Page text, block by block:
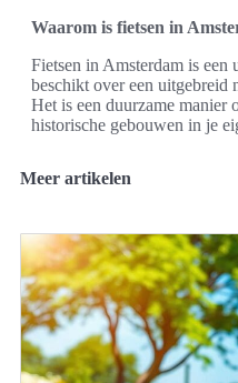
Waarom is fietsen in
Fietsen in Amsterdam is een
beschikt over een uitgebreid
Het is een duurzame manier
historische gebouwen in je
Meer artikelen